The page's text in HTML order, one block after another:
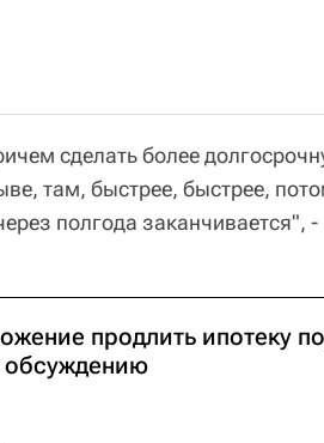
сделать более
там, быстрее, быстрее,
полгода заканчивается", -
продлить ипотеку
обсуждению